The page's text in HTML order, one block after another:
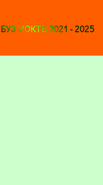
ИОКТБ 2021 - 2025